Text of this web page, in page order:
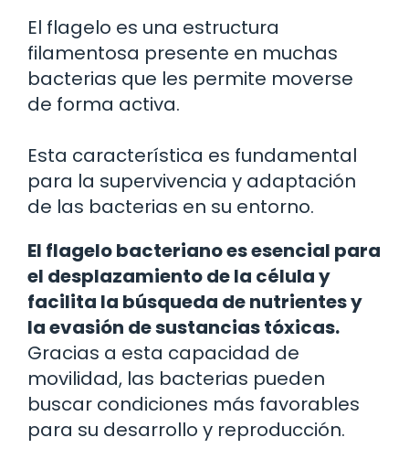
El flagelo es una estructura
filamentosa presente en muchas
bacterias que les permite moverse
de forma activa.
Esta característica es fundamental
para la supervivencia y adaptación
de las bacterias en su entorno.
El flagelo bacteriano es esencial para
el desplazamiento de la célula y
facilita la búsqueda de nutrientes y
la evasión de sustancias tóxicas.
Gracias a esta capacidad de
movilidad, las bacterias pueden
buscar condiciones más favorables
para su desarrollo y reproducción.